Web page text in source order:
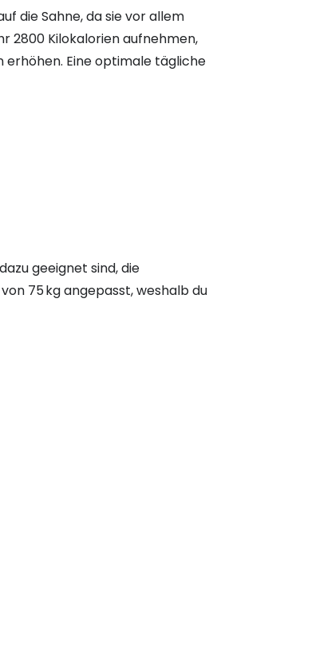
die Sahne, da sie vor allem
2800 Kilokalorien aufnehmen,
erhöhen. Eine optimale tägliche
geeignet sind, die
75 kg angepasst, weshalb du